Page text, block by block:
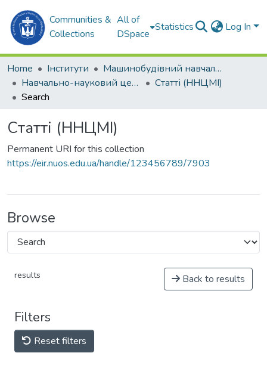
Communities &
Collections
All of
DSpace
Statistics Log In
Home Інститути
Машинобудівний навчально-науковий інститут (МННІ)
Навчально-науковий центр морської інфраструктури (ННЦМІ)
Статті (ННЦМІ)
Search
Статті (ННЦМІ)
Permanent URI for this collection
https://eir.nuos.edu.ua/handle/123456789/7903
Browse
results Back to results
Filters
Reset filters